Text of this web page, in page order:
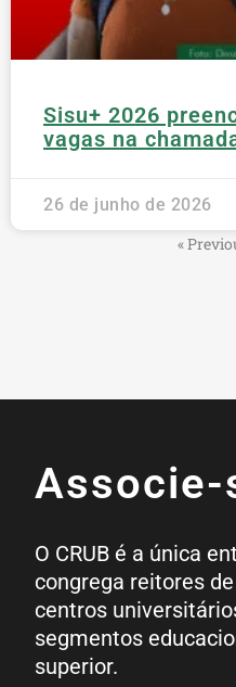
Sisu+ 2026
vagas na
26 de junho de 2026
«
Associe-
O CRUB é a única
congrega reitores
centros
segmentos
superior.